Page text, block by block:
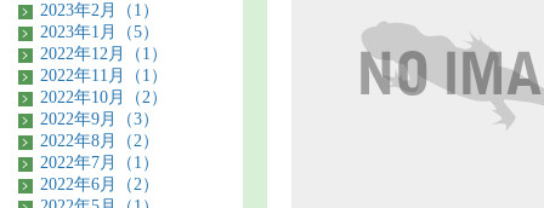
2023年2月（1）
2023年1月（5）
2022年12月（1）
2022年11月（1）
2022年10月（2）
2022年9月（3）
2022年8月（2）
2022年7月（1）
2022年6月（2）